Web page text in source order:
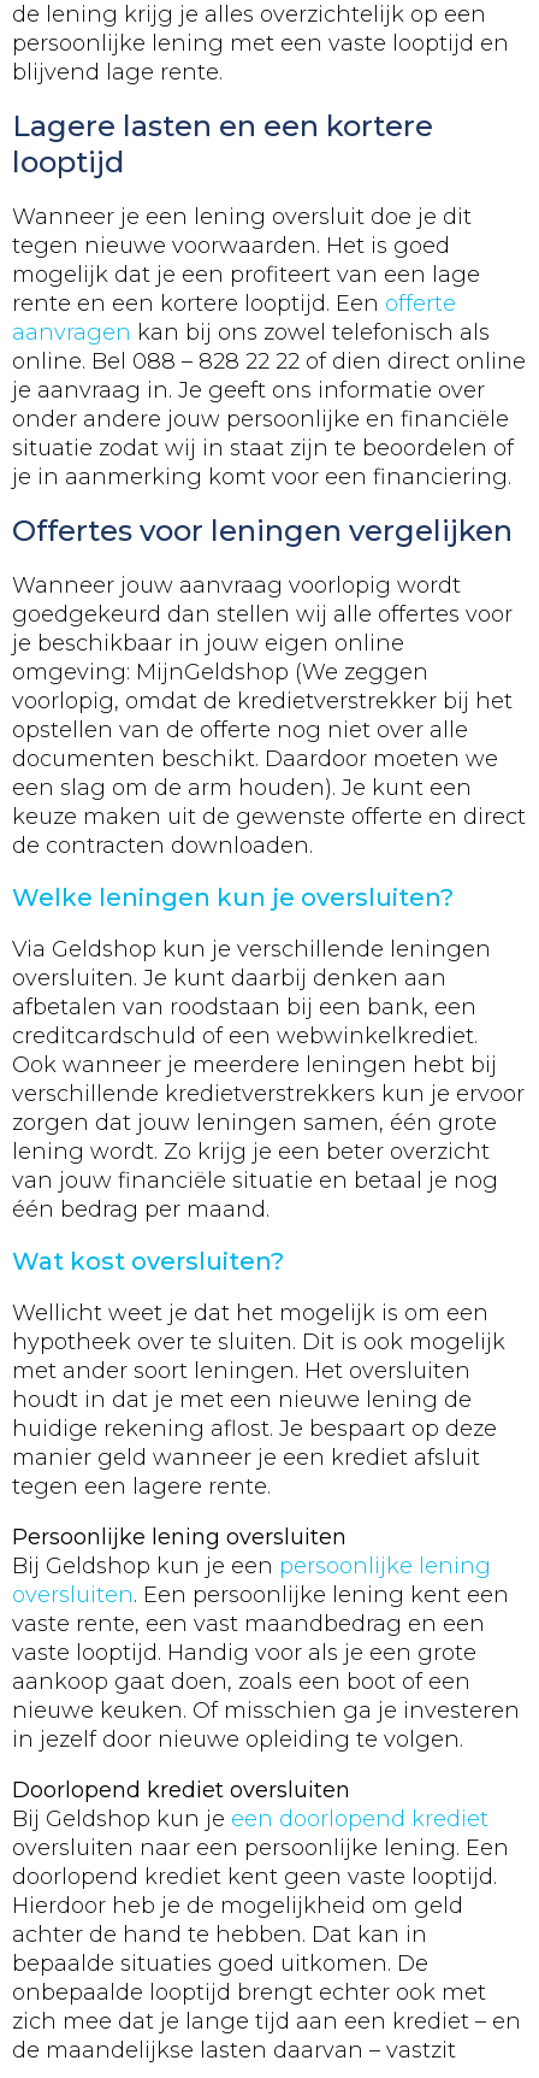
de lening krijg je alles overzichtelijk op een
persoonlijke lening met een vaste looptijd en
blijvend lage rente.
Lagere lasten en een kortere
looptijd
Wanneer je een lening oversluit doe je dit
tegen nieuwe voorwaarden. Het is goed
mogelijk dat je een profiteert van een lage
rente en een kortere looptijd. Een offerte
aanvragen kan bij ons zowel telefonisch als
online. Bel 088 – 828 22 22 of dien direct online
je aanvraag in. Je geeft ons informatie over
onder andere jouw persoonlijke en financiële
situatie zodat wij in staat zijn te beoordelen of
je in aanmerking komt voor een financiering.
Offertes voor leningen vergelijken
Wanneer jouw aanvraag voorlopig wordt
goedgekeurd dan stellen wij alle offertes voor
je beschikbaar in jouw eigen online
omgeving: MijnGeldshop (We zeggen
voorlopig, omdat de kredietverstrekker bij het
opstellen van de offerte nog niet over alle
documenten beschikt. Daardoor moeten we
een slag om de arm houden). Je kunt een
keuze maken uit de gewenste offerte en direct
de contracten downloaden.
Welke leningen kun je oversluiten?
Via Geldshop kun je verschillende leningen
oversluiten. Je kunt daarbij denken aan
afbetalen van roodstaan bij een bank, een
creditcardschuld of een webwinkelkrediet.
Ook wanneer je meerdere leningen hebt bij
verschillende kredietverstrekkers kun je ervoor
zorgen dat jouw leningen samen, één grote
lening wordt. Zo krijg je een beter overzicht
van jouw financiële situatie en betaal je nog
één bedrag per maand.
Wat kost oversluiten?
Wellicht weet je dat het mogelijk is om een
hypotheek over te sluiten. Dit is ook mogelijk
met ander soort leningen. Het oversluiten
houdt in dat je met een nieuwe lening de
huidige rekening aflost. Je bespaart op deze
manier geld wanneer je een krediet afsluit
tegen een lagere rente.
Persoonlijke lening oversluiten
Bij Geldshop kun je een persoonlijke lening
oversluiten. Een persoonlijke lening kent een
vaste rente, een vast maandbedrag en een
vaste looptijd. Handig voor als je een grote
aankoop gaat doen, zoals een boot of een
nieuwe keuken. Of misschien ga je investeren
in jezelf door nieuwe opleiding te volgen.
Doorlopend krediet oversluiten
Bij Geldshop kun je een doorlopend krediet
oversluiten naar een persoonlijke lening. Een
doorlopend krediet kent geen vaste looptijd.
Hierdoor heb je de mogelijkheid om geld
achter de hand te hebben. Dat kan in
bepaalde situaties goed uitkomen. De
onbepaalde looptijd brengt echter ook met
zich mee dat je lange tijd aan een krediet – en
de maandelijkse lasten daarvan – vastzit